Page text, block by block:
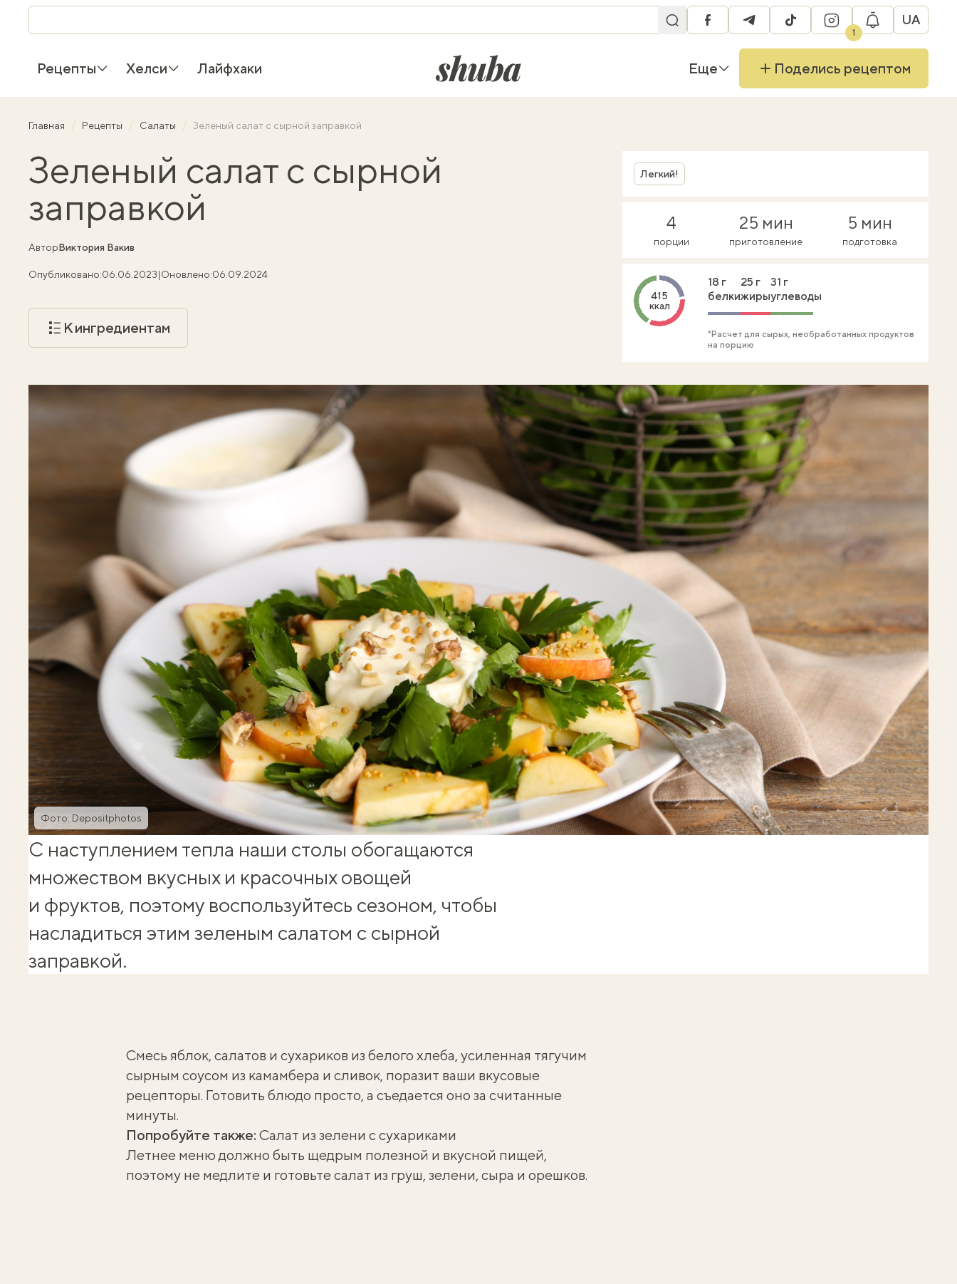
facebooktelegramtiktok instagram
1
UA
Рецепты Хелси Лайфхаки shuba.life Еще Поделись рецептом
Главная Рецепты Салаты Зеленый салат с сырной заправкой
Зеленый салат с сырной
заправкой
АвторВиктория Вакив
Опубликовано:06.06.2023|Оновлено:06.09.2024
К ингредиентам
Фото: Depositphotos
Легкий!
4
порции
25 мин
приготовление
5 мин
подготовка
415
ккал
18 г
белки
25 г
жиры
31 г
углеводы
*Расчет для сырых, необработанных продуктов
на порцию
С наступлением тепла наши столы обогащаются
множеством вкусных и красочных овощей
и фруктов, поэтому воспользуйтесь сезоном, чтобы
насладиться этим зеленым салатом с сырной
заправкой.
Смесь яблок, салатов и сухариков из белого хлеба, усиленная тягучим
сырным соусом из камамбера и сливок, поразит ваши вкусовые
рецепторы. Готовить блюдо просто, а съедается оно за считанные
минуты.
Попробуйте также: Салат из зелени с сухариками
Летнее меню должно быть щедрым полезной и вкусной пищей,
поэтому не медлите и готовьтесалат из груш, зелени, сыра и орешков.